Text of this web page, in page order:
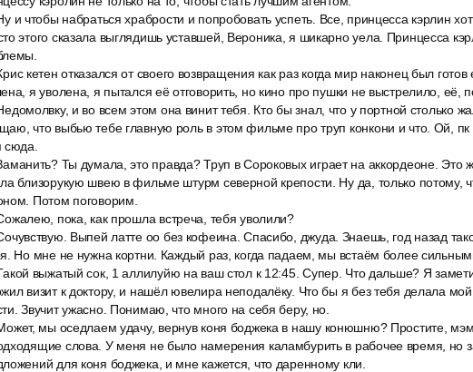
и чтобы набраться храбрости и попробовать успеть. Все, принцесса кэрлин
этого сказала выглядишь уставшей, Вероника, я шикарно уела. Принцесса
кетен отказался от своего возвращения как раз когда мир наконец был готов
я уволена, я пытался её отговорить, но кино про пушки не выстрелило, её,
и во всем этом она винит тебя. Кто бы знал, что у портной столько
что выбью тебе главную роль в этом фильме про труп конкони и что. Ой, пк
сюда.
Ты думала, это правда? Труп в Сороковых играет на аккордеоне. Это
близорукую швею в фильме штурм северной крепости. Ну да, только потому,
Потом поговорим.
пока, как прошла встреча, тебя уволили?
Выпей латте оо без кофеина. Спасибо, джуда. Знаешь, год назад
Но мне не нужна кортни. Каждый раз, когда падаем, мы встаём более
выжатый сок, 1 аллилуйю на ваш стол к 12:45. Супер. Что дальше? Я
визит к доктору, и нашёл ювелира неподалёку. Что бы я без тебя делала
Звучит ужасно. Понимаю, что много на себя беру, но.
мы оседлаем удачу, вернув коня боджека в нашу конюшню? Простите,
слова. У меня не было намерения каламбурить в рабочее время, но
для коня боджека, и мне кажется, что даренному кли.